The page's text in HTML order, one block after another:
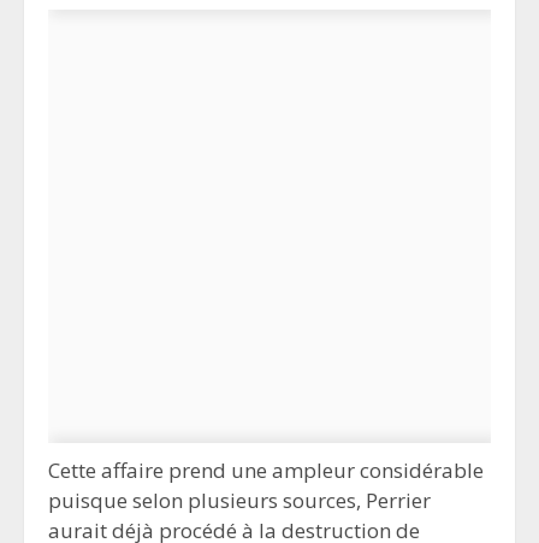
Cette affaire prend une ampleur considérable
puisque selon plusieurs sources, Perrier
aurait déjà procédé à la destruction de